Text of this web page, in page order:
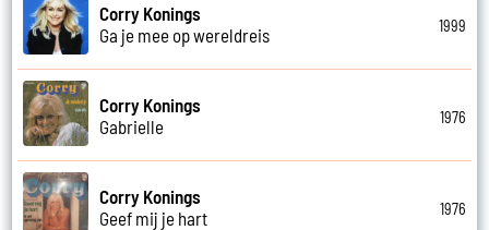
Corry Konings
Ga je mee op wereldreis
1999
Corry Konings
Gabrielle
1976
Corry Konings
Geef mij je hart
1976